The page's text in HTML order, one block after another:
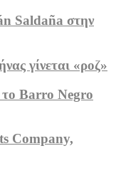
Saldaña στην
γίνεται «ροζ»
Barro Negro
Company,